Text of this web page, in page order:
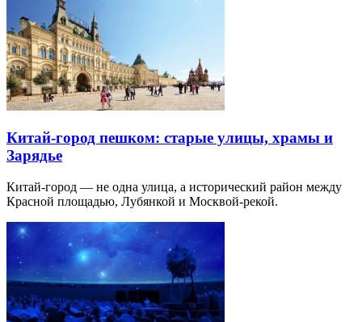
Китай-город пешком: старые улицы, храмы и
Зарядье
Китай-город — не одна улица, а исторический район между
Красной площадью, Лубянкой и Москвой-рекой.